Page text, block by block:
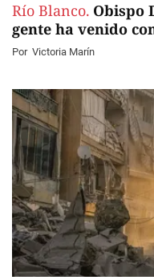
Río Blanco. Obispo
gente ha venido
Por Victoria Marín